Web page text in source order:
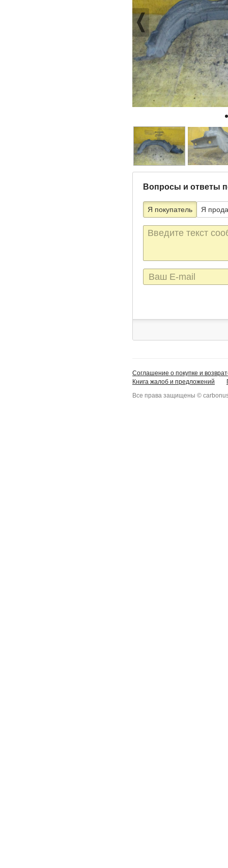
Вопросы и ответы
Я покупатель Я
Текст
сообщения
E-
mail
Соглашение о покупке и
Книга жалоб и предложений
Все права защищены ©